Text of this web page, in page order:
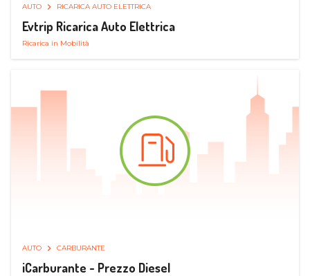
AUTO RICARICA AUTO ELETTRICA
Evtrip Ricarica Auto Elettrica
Ricarica in Mobilità
AUTO CARBURANTE
iCarburante - Prezzo Diesel